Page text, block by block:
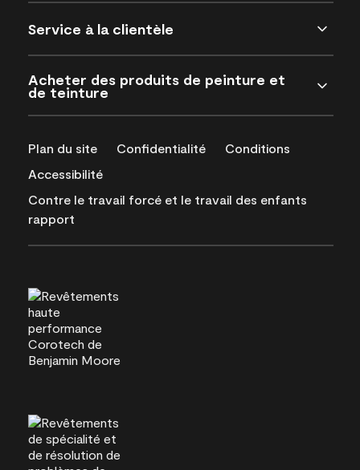
Service à la clientèle
Acheter des produits de peinture et
de teinture
Plan du site Confidentialité
Conditions
Accessibilité
Contre le travail forcé et le travail des enfants
rapport